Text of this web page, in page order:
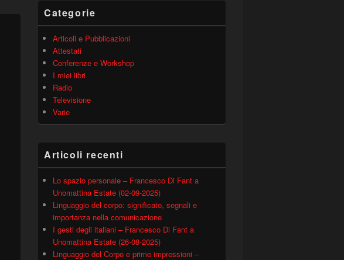
Categorie
Articoli e Pubblicazioni
Attestati
Conferenze e Workshop
I miei libri
Radio
Televisione
Varie
Articoli recenti
Lo spazio personale – Francesco Di Fant a
Unomattina Estate (02-09-2025)
Linguaggio del corpo: significato, segnali e
importanza nella comunicazione
I gesti degli italiani – Francesco Di Fant a
Unomattina Estate (26-08-2025)
Linguaggio del Corpo e prime impressioni –